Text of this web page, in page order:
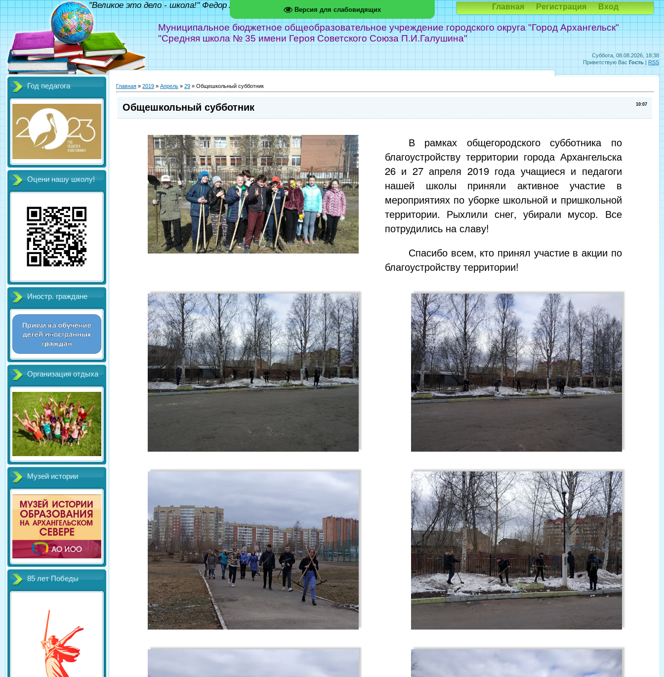
Версия для слабовидящих
Суббота, 08.08.2026, 18:38
Приветствую Вас Гость | RSS
Муниципальное бюджетное общеобразовательное учреждение городского округа "Город Архангельск"
"Средняя школа № 35 имени Героя Советского Союза П.И.Галушина"
"Великое это дело - школа!" Федор Абрамов Главная Регистрация Вход
Год педагога
Оцени нашу школу!
Иностр. граждане
Организация отдыха
Музей истории
85 лет Победы
Главная » 2019 » Апрель » 29 » Общешкольный субботник
10:07
Общешкольный субботник
В рамках общегородского субботника по
благоустройству территории города Архангельска
26 и 27 апреля 2019 года учащиеся и педагоги
нашей школы приняли активное участие в
мероприятиях по уборке школьной и пришкольной
территории. Рыхлили снег, убирали мусор. Все
потрудились на славу!
Спасибо всем, кто принял участие в акции по
благоустройству территории!